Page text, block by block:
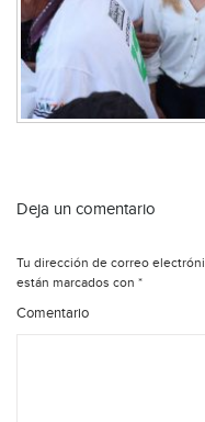
Deja un comentario
Tu dirección de correo
están marcados con *
Comentario